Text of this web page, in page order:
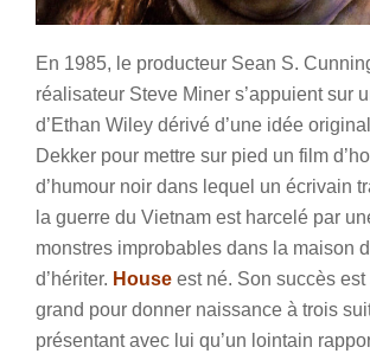
En 1985, le producteur Sean S.
réalisateur Steve Miner s’appuient sur
d’Ethan Wiley dérivé d’une idée
Dekker pour mettre sur pied un film
d’humour noir dans lequel un écrivain
la guerre du Vietnam est harcelé par
monstres improbables dans la maison
d’hériter. House est né. Son succès
grand pour donner naissance à trois
présentant avec lui qu’un lointain